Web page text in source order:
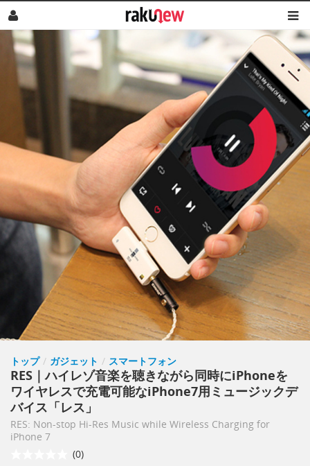
トップ / ガジェット / スマートフォン
RES｜ハイレゾ音楽を聴きながら同時にiPhoneを
ワイヤレスで充電可能なiPhone7用ミュージックデ
バイス「レス」
RES: Non-stop Hi-Res Music while Wireless Charging for
iPhone 7
(0)